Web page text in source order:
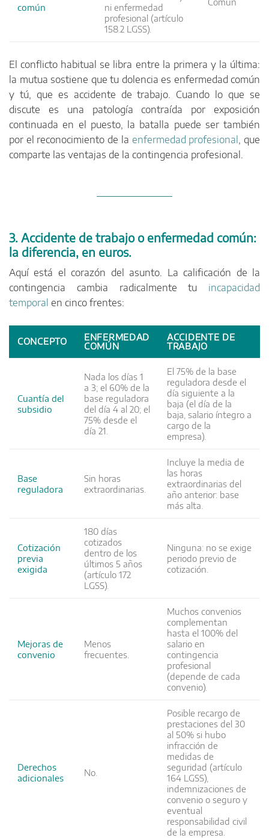
común
ni enfermedad
profesional (artículo
158.2 LGSS).
El conflicto habitual se libra entre la primera y la última:
la mutua sostiene que tu dolencia es enfermedad común
y tú, que es accidente de trabajo. Cuando lo que se
discute es una patología contraída por exposición
continuada en el puesto, la batalla puede ser también
por el reconocimiento de la enfermedad profesional , que
comparte las ventajas de la contingencia profesional.
3. Accidente de trabajo o enfermedad común:
la diferencia, en euros.
Aquí está el corazón del asunto. La calificación de la
contingencia cambia radicalmente tu incapacidad
temporal en cinco frentes:
CONCEPTO
ENFERMEDAD
COMÚN
ACCIDENTE DE
TRABAJO
Cuantía del
subsidio
Nada los días 1
a 3; el 60% de la
base reguladora
del día 4 al 20; el
75% desde el
día 21.
El 75% de la base
reguladora desde el
día siguiente a la
baja (el día de la
baja, salario íntegro a
cargo de la
empresa).
Base
reguladora
Sin horas
extraordinarias.
Incluye la media de
las horas
extraordinarias del
año anterior: base
más alta.
Cotización
previa
exigida
180 días
cotizados
dentro de los
últimos 5 años
(artículo 172
LGSS).
Ninguna: no se exige
periodo previo de
cotización.
Mejoras de
convenio
Menos
frecuentes.
Muchos convenios
complementan
hasta el 100% del
salario en
contingencia
profesional
(depende de cada
convenio).
Derechos
adicionales
No.
Posible recargo de
prestaciones del 30
al 50% si hubo
infracción de
medidas de
seguridad (artículo
164 LGSS),
indemnizaciones de
convenio o seguro y
eventual
responsabilidad civil
de la empresa.